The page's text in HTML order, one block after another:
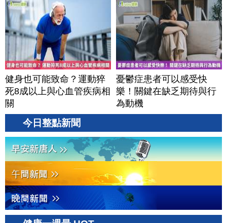
健身也可能致命？運動猝
死8成以上與心血管疾病相
關
憂鬱症患者可以感受快
樂！關鍵在缺乏期待與行
為動機
今日整點新聞